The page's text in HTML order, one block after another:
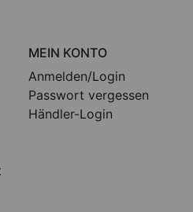
MEIN KONTO
Anmelden/Login
Passwort vergessen
Händler-Login